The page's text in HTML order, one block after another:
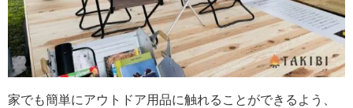
家でも簡単にアウトドア用品に触れることができるよう、